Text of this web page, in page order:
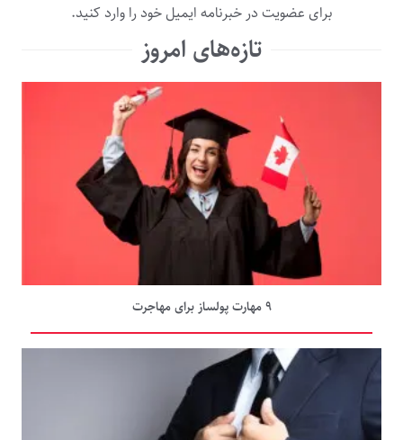
برای عضویت در خبرنامه ایمیل خود را وارد کنید.
تازه‌های امروز
۹ مهارت پولساز برای مهاجرت